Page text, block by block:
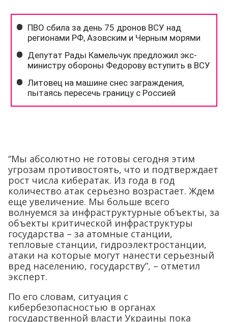
“Мы абсолютно не готовы сегодня этим
угрозам противостоять, что и подтверждает
рост числа кибератак. Из года в год
количество атак серьезно возрастает. Ждем
еще увеличение. Мы больше всего
волнуемся за инфраструктурные объекты, за
объекты критической инфраструктуры
государства – за атомные станции,
тепловые станции, гидроэлектростанции,
атаки на которые могут нанести серьезный
вред населению, государству”, – отметил
эксперт.
По его словам, ситуация с
кибербезопасностью в органах
государственной власти Украины пока